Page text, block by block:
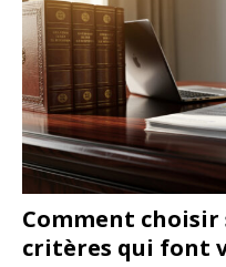
Comment choisir
critères qui font